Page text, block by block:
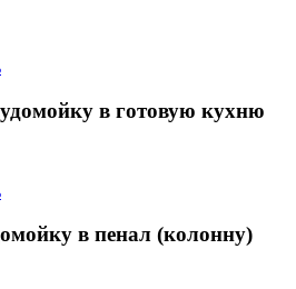
в готовую кухню
в пенал (колонну)